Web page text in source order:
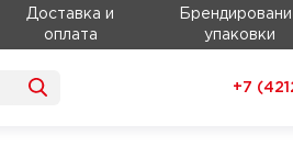
Доставка и
оплата
упаковки
+7